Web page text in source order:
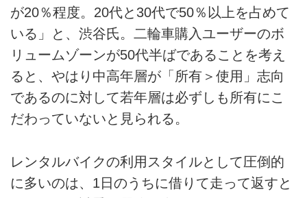
が20％程度。20代と30代で50％以上を占めて
いる」と、渋谷氏。二輪車購入ユーザーのボ
リュームゾーンが50代半ばであることを考え
ると、やはり中高年層が「所有＞使用」志向
であるのに対して若年層は必ずしも所有にこ
だわっていないと見られる。
レンタルバイクの利用スタイルとして圧倒的
に多いのは、1日のうちに借りて走って返すと